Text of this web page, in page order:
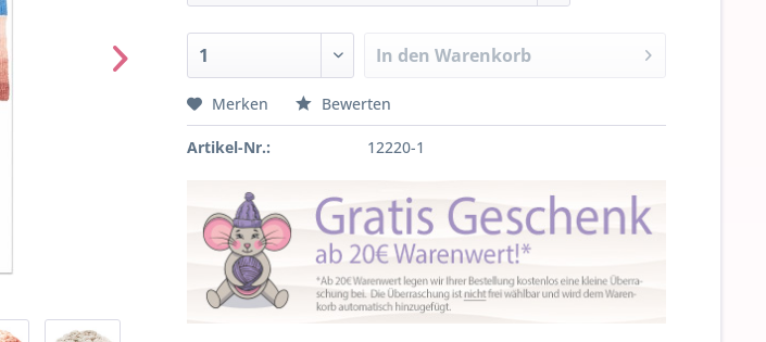
In den Warenkorb
Merken Bewerten
Artikel-Nr.: 12220-1